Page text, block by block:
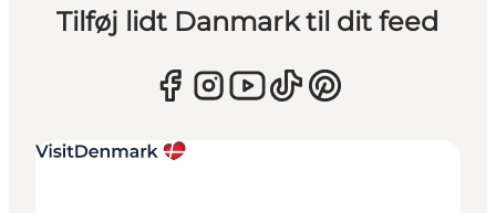
Tilføj lidt Danmark til dit feed